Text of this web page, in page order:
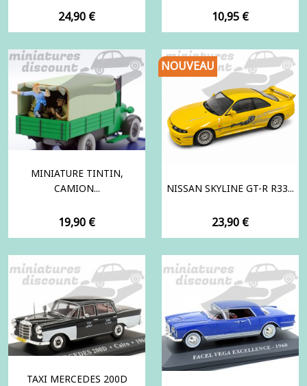
Prix
24,90 € Prix
10,95 €
MINIATURE TINTIN,
CAMION...
Prix
19,90 €
NISSAN SKYLINE GT-R R33...
Prix
23,90 €
NOUVEAU
TAXI MERCEDES 200D